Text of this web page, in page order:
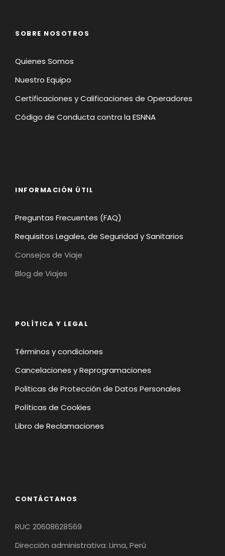
SOBRE NOSOTROS
Quienes Somos
Nuestro Equipo
Certificaciones y Calificaciones de Operadores
Código de Conducta contra la ESNNA
INFORMACIÓN ÚTIL
Preguntas Frecuentes (FAQ)
Requisitos Legales, de Seguridad y Sanitarios
Consejos de Viaje
Blog de Viajes
POLÍTICA Y LEGAL
Términos y condiciones
Cancelaciones y Reprogramaciones
Politicas de Protección de Datos Personales
Políticas de Cookies
Libro de Reclamaciones
CONTÁCTANOS
RUC 20608628569
Dirección administrativa: Lima, Perú